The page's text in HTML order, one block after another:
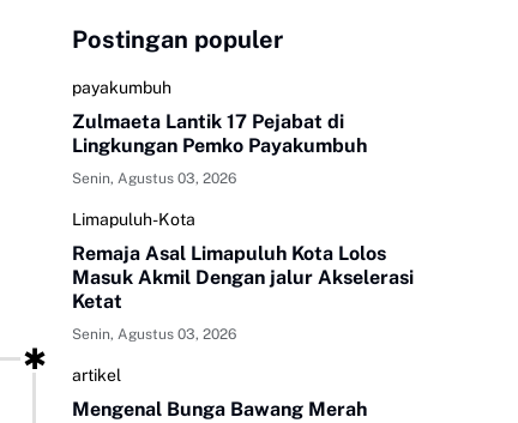
Postingan populer
payakumbuh
Zulmaeta Lantik 17 Pejabat di
Lingkungan Pemko Payakumbuh
Senin, Agustus 03, 2026
Limapuluh-Kota
Remaja Asal Limapuluh Kota Lolos
Masuk Akmil Dengan jalur Akselerasi
Ketat
Senin, Agustus 03, 2026
artikel
Mengenal Bunga Bawang Merah